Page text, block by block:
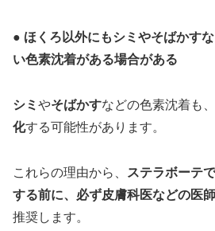
● ほくろ以外にもシミやそばかす
い色素沈着がある場合がある
シミ やそばかすなどの色素沈着も
化する可能性があります。
これらの理由から、
ステラボーテ
する前に、必ず皮膚科医などの医
推奨します。